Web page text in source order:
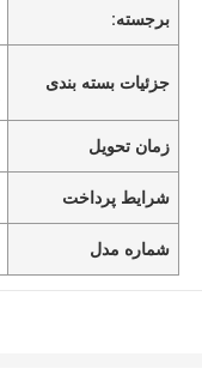
برجسته:
جزئیات بسته بندی
زمان تحویل
شرایط پرداخت
شماره مدل